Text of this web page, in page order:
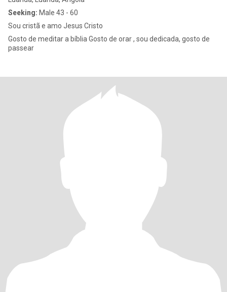
Seeking: Male 43 - 60
Sou cristã e amo Jesus Cristo
Gosto de meditar a bíblia Gosto de orar , sou dedicada, gosto de
passear